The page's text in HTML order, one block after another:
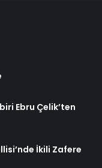
Ebru Çelik’ten
İkili Zafere